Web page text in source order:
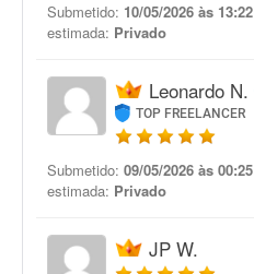
Submetido: 10/05/2026 às 13:22
estimada: Privado
Leonardo N.
TOP FREELANCER
Submetido: 09/05/2026 às 00:25
estimada: Privado
JP W.